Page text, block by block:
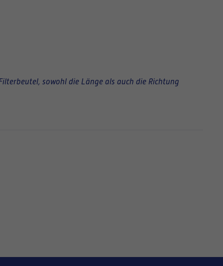
sowohl die Länge als auch die Richtung